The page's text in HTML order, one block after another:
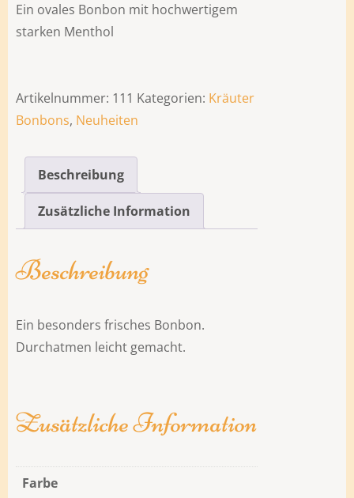
Ein ovales Bonbon mit hochwertigem
starken Menthol
Artikelnummer: 111 Kategorien: Kräuter
Bonbons, Neuheiten
Beschreibung
Zusätzliche Information
Beschreibung
Ein besonders frisches Bonbon.
Durchatmen leicht gemacht.
Zusätzliche Information
Farbe